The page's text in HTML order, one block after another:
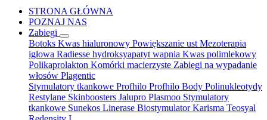
STRONA GŁÓWNA
POZNAJ NAS
Zabiegi
Botoks Kwas hialuronowy Powiększanie ust Mezoterapia
igłowa Radiesse hydroksyapatyt wapnia Kwas polimlekowy
Polikaprolakton Komórki macierzyste Zabiegi na wypadanie
włosów Plagentic
Stymulatory tkankowe Profhilo Profhilo Body Polinukleotydy
Restylane Skinboosters Jalupro Plasmoo Stymulatory
tkankowe Sunekos Linerase Biostymulator Karisma Teosyal